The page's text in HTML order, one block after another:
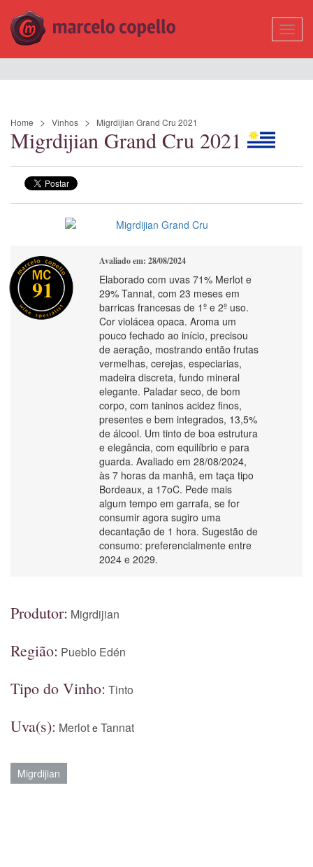
Home Vinhos Migrdijian Grand Cru 2021
Migrdijian Grand Cru 2021
91
Avaliado em: 28/08/2024
Elaborado com uvas 71% Merlot e
29% Tannat, com 23 meses em
barricas francesas de 1º e 2º uso.
Cor violácea opaca. Aroma um
pouco fechado ao início, precisou
de aeração, mostrando então frutas
vermelhas, cerejas, especiarias,
madeira discreta, fundo mineral
elegante. Paladar seco, de bom
corpo, com taninos acidez finos,
presentes e bem integrados, 13,5%
de álcool. Um tinto de boa estrutura
e elegância, com equilíbrio e para
guarda. Avaliado em 28/08/2024,
às 7 horas da manhã, em taça tipo
Bordeaux, a 17oC. Pede mais
algum tempo em garrafa, se for
consumir agora sugiro uma
decantação de 1 hora. Sugestão de
consumo: preferencialmente entre
2024 e 2029.
Produtor: Migrdijian
Região: Pueblo Edén
Tipo do Vinho: Tinto
Uva(s): Merlot e Tannat
Migrdijian